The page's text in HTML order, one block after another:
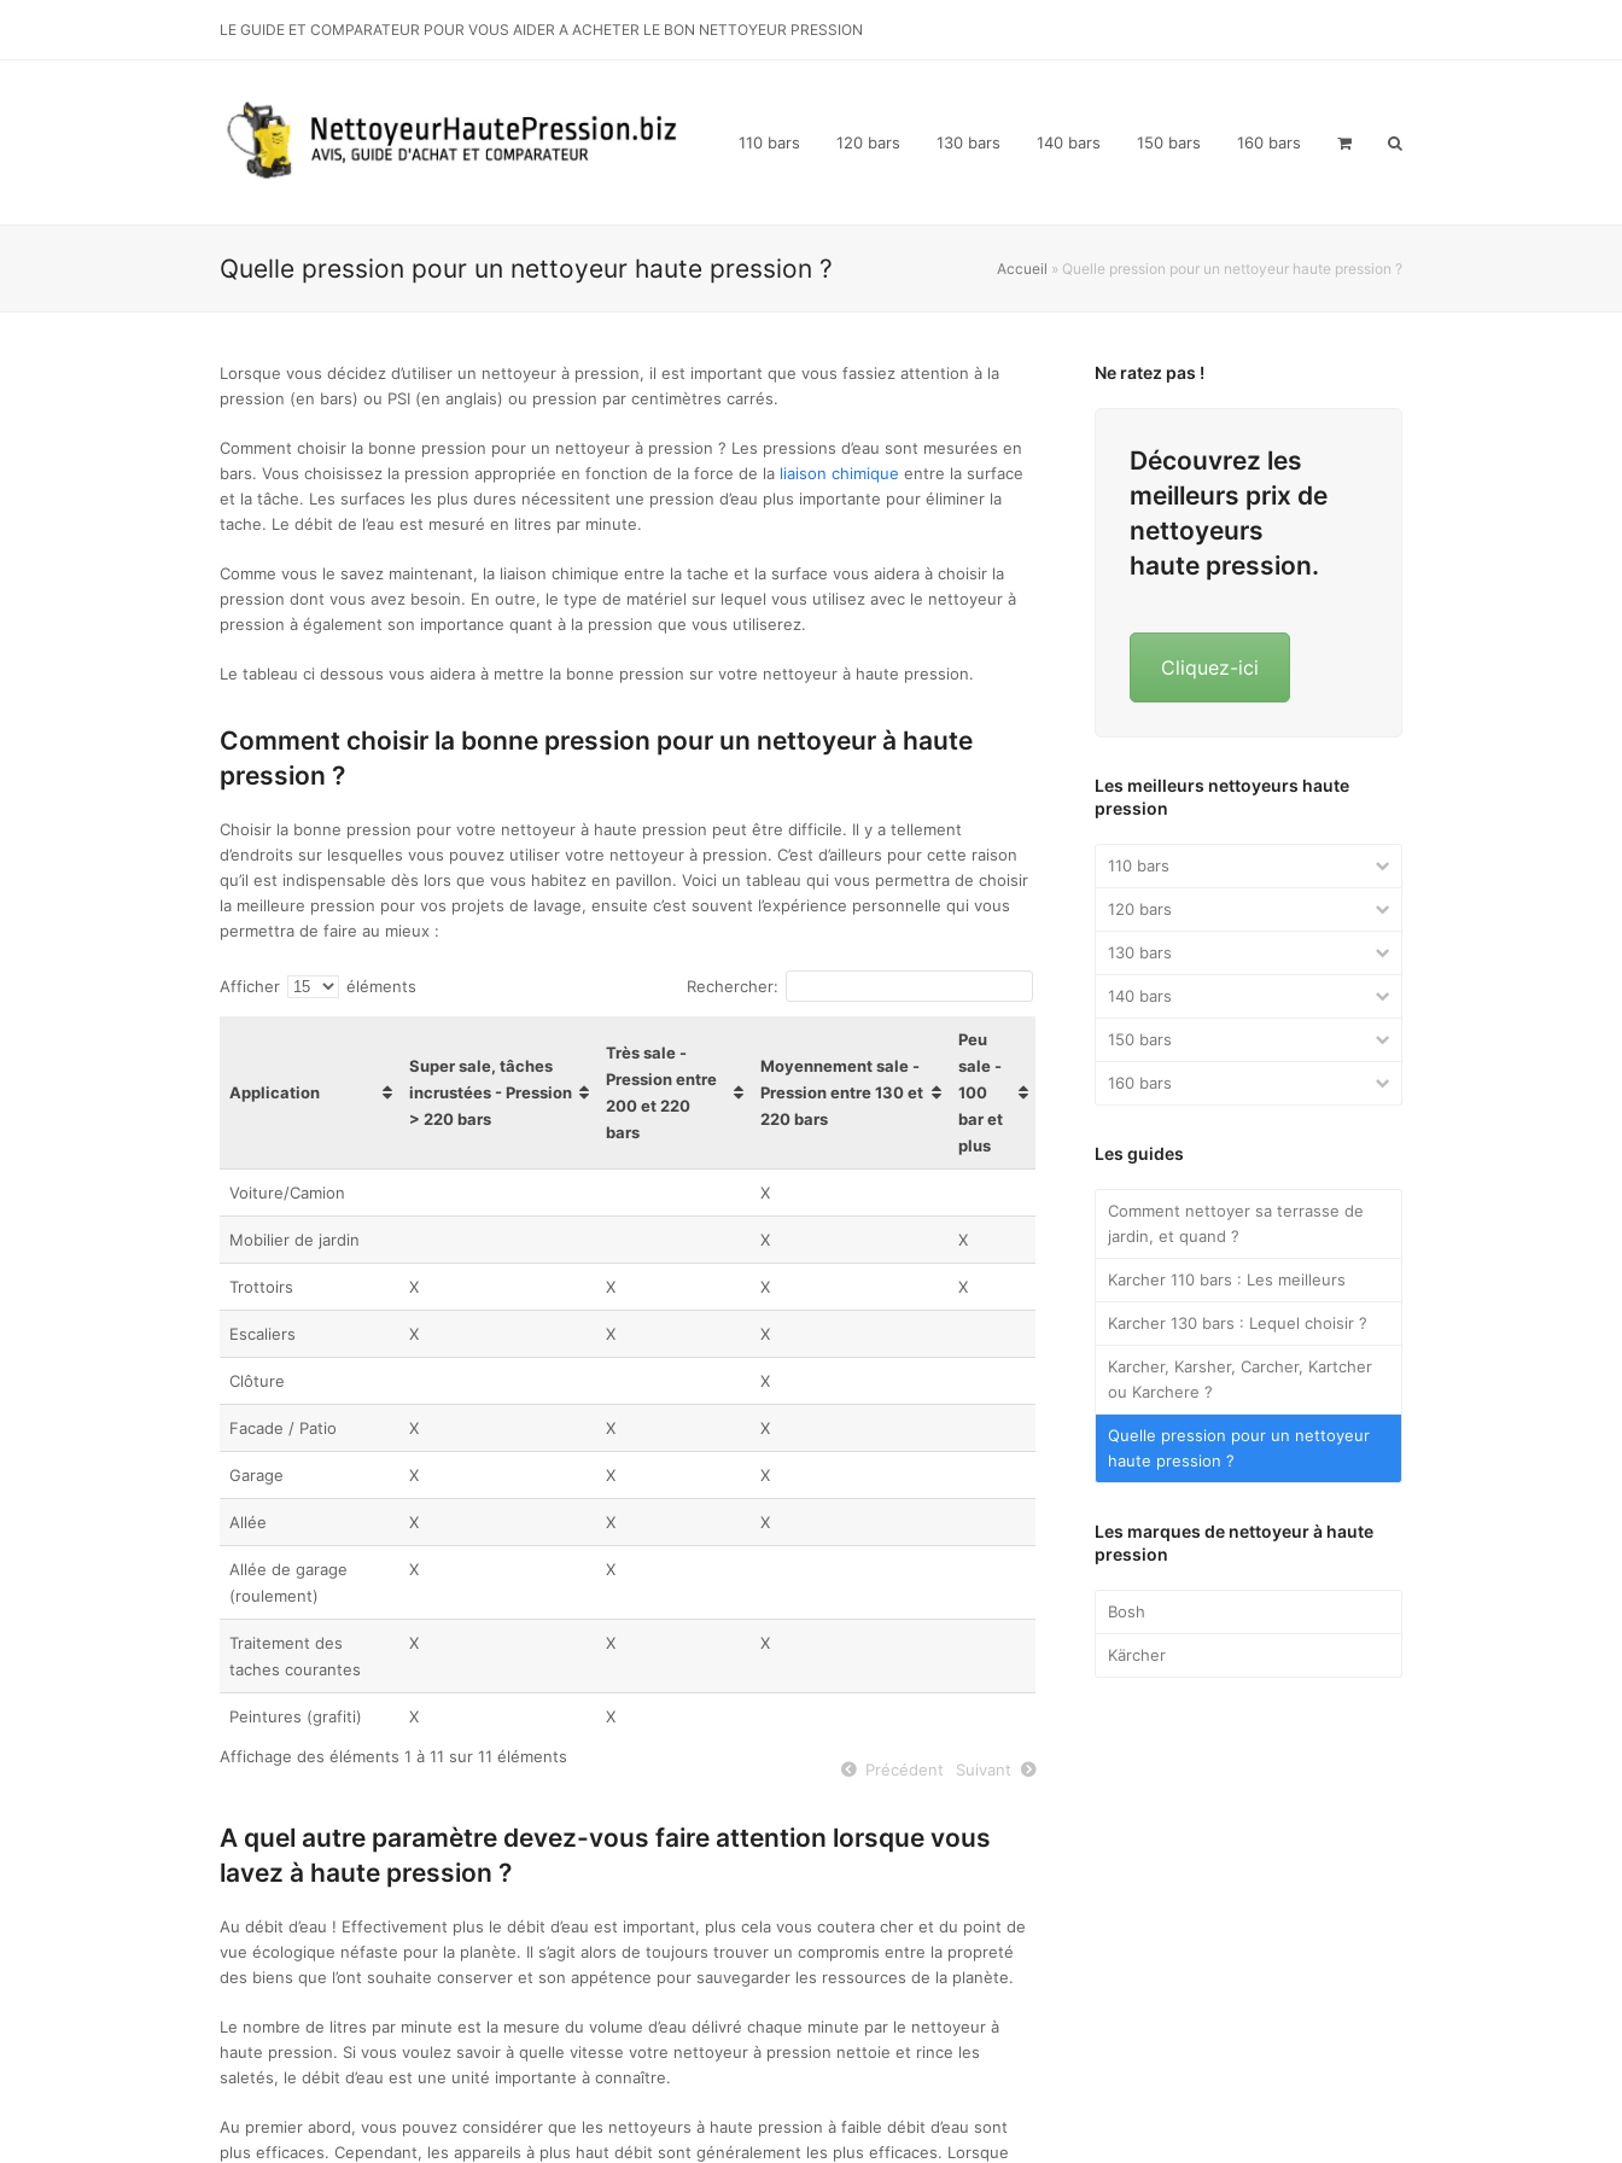
LE GUIDE ET COMPARATEUR POUR VOUS AIDER A ACHETER LE BON NETTOYEUR PRESSION
110 bars 120 bars 130 bars 140 bars 150 bars 160 bars
Quelle pression pour un nettoyeur haute pression ? Accueil » Quelle pression pour un nettoyeur haute pression ?
Lorsque vous décidez d’utiliser un nettoyeur à pression, il est important que vous fassiez attention à la
pression (en bars) ou PSI (en anglais) ou pression par centimètres carrés.
Comment choisir la bonne pression pour un nettoyeur à pression ? Les pressions d’eau sont mesurées en
bars. Vous choisissez la pression appropriée en fonction de la force de la liaison chimique entre la surface
et la tâche. Les surfaces les plus dures nécessitent une pression d’eau plus importante pour éliminer la
tache. Le débit de l’eau est mesuré en litres par minute.
Comme vous le savez maintenant, la liaison chimique entre la tache et la surface vous aidera à choisir la
pression dont vous avez besoin. En outre, le type de matériel sur lequel vous utilisez avec le nettoyeur à
pression à également son importance quant à la pression que vous utiliserez.
Le tableau ci dessous vous aidera à mettre la bonne pression sur votre nettoyeur à haute pression.
Comment choisir la bonne pression pour un nettoyeur à haute
pression ?
Choisir la bonne pression pour votre nettoyeur à haute pression peut être difficile. Il y a tellement
d’endroits sur lesquelles vous pouvez utiliser votre nettoyeur à pression. C’est d’ailleurs pour cette raison
qu’il est indispensable dès lors que vous habitez en pavillon. Voici un tableau qui vous permettra de choisir
la meilleure pression pour vos projets de lavage, ensuite c’est souvent l’expérience personnelle qui vous
permettra de faire au mieux :
Afficher éléments Rechercher:
Application
Super sale, tâches
incrustées - Pression
> 220 bars
Très sale -
Pression entre
200 et 220
bars
Moyennement sale -
Pression entre 130 et
220 bars
Peu
sale -
100
bar et
plus
Voiture/Camion X
Mobilier de jardin X X
Trottoirs X X X X
Escaliers X X X
Clôture X
Facade / Patio X X X
Garage X X X
Allée X X X
Allée de garage
(roulement)
X X
Traitement des
taches courantes
X X X
Peintures (grafiti) X X
Affichage des éléments 1 à 11 sur 11 éléments
Précédent Suivant
A quel autre paramètre devez-vous faire attention lorsque vous
lavez à haute pression ?
Au débit d’eau ! Effectivement plus le débit d’eau est important, plus cela vous coutera cher et du point de
vue écologique néfaste pour la planète. Il s’agit alors de toujours trouver un compromis entre la propreté
des biens que l’ont souhaite conserver et son appétence pour sauvegarder les ressources de la planète.
Le nombre de litres par minute est la mesure du volume d’eau délivré chaque minute par le nettoyeur à
haute pression. Si vous voulez savoir à quelle vitesse votre nettoyeur à pression nettoie et rince les
saletés, le débit d’eau est une unité importante à connaître.
Au premier abord, vous pouvez considérer que les nettoyeurs à haute pression à faible débit d’eau sont
plus efficaces. Cependant, les appareils à plus haut débit sont généralement les plus efficaces. Lorsque
Ne ratez pas !
Découvrez les
meilleurs prix de
nettoyeurs
haute pression.
Cliquez-ici
Les meilleurs nettoyeurs haute
pression
110 bars
120 bars
130 bars
140 bars
150 bars
160 bars
Les guides
Comment nettoyer sa terrasse de
jardin, et quand ?
Karcher 110 bars : Les meilleurs
Karcher 130 bars : Lequel choisir ?
Karcher, Karsher, Carcher, Kartcher
ou Karchere ?
Quelle pression pour un nettoyeur
haute pression ?
Les marques de nettoyeur à haute
pression
Bosh
Kärcher